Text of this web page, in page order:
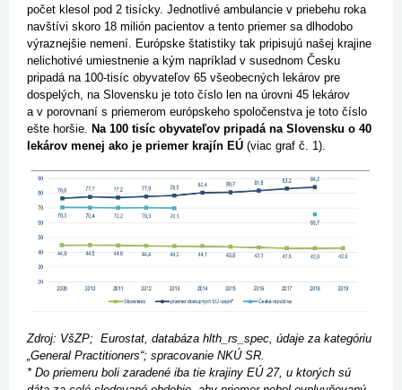
počet klesol pod 2 tisícky. Jednotlivé ambulancie v priebehu roka
navštívi skoro 18 milión pacientov a tento priemer sa dlhodobo
výraznejšie nemení. Európske štatistiky tak pripisujú našej krajine
nelichotivé umiestnenie a kým napríklad v susednom Česku
pripadá na 100-tisíc obyvateľov 65 všeobecných lekárov pre
dospelých, na Slovensku je toto číslo len na úrovni 45 lekárov
a v porovnaní s priemerom európskeho spoločenstva je toto číslo
ešte horšie. Na 100 tisíc obyvateľov pripadá na Slovensku o 40
lekárov menej ako je priemer krajín EÚ (viac graf č. 1).
Zdroj: VšZP; Eurostat, databáza hlth_rs_spec, údaje za kategóriu
„General Practitioners“; spracovanie NKÚ SR.
* Do priemeru boli zaradené iba tie krajiny EÚ 27, u ktorých sú